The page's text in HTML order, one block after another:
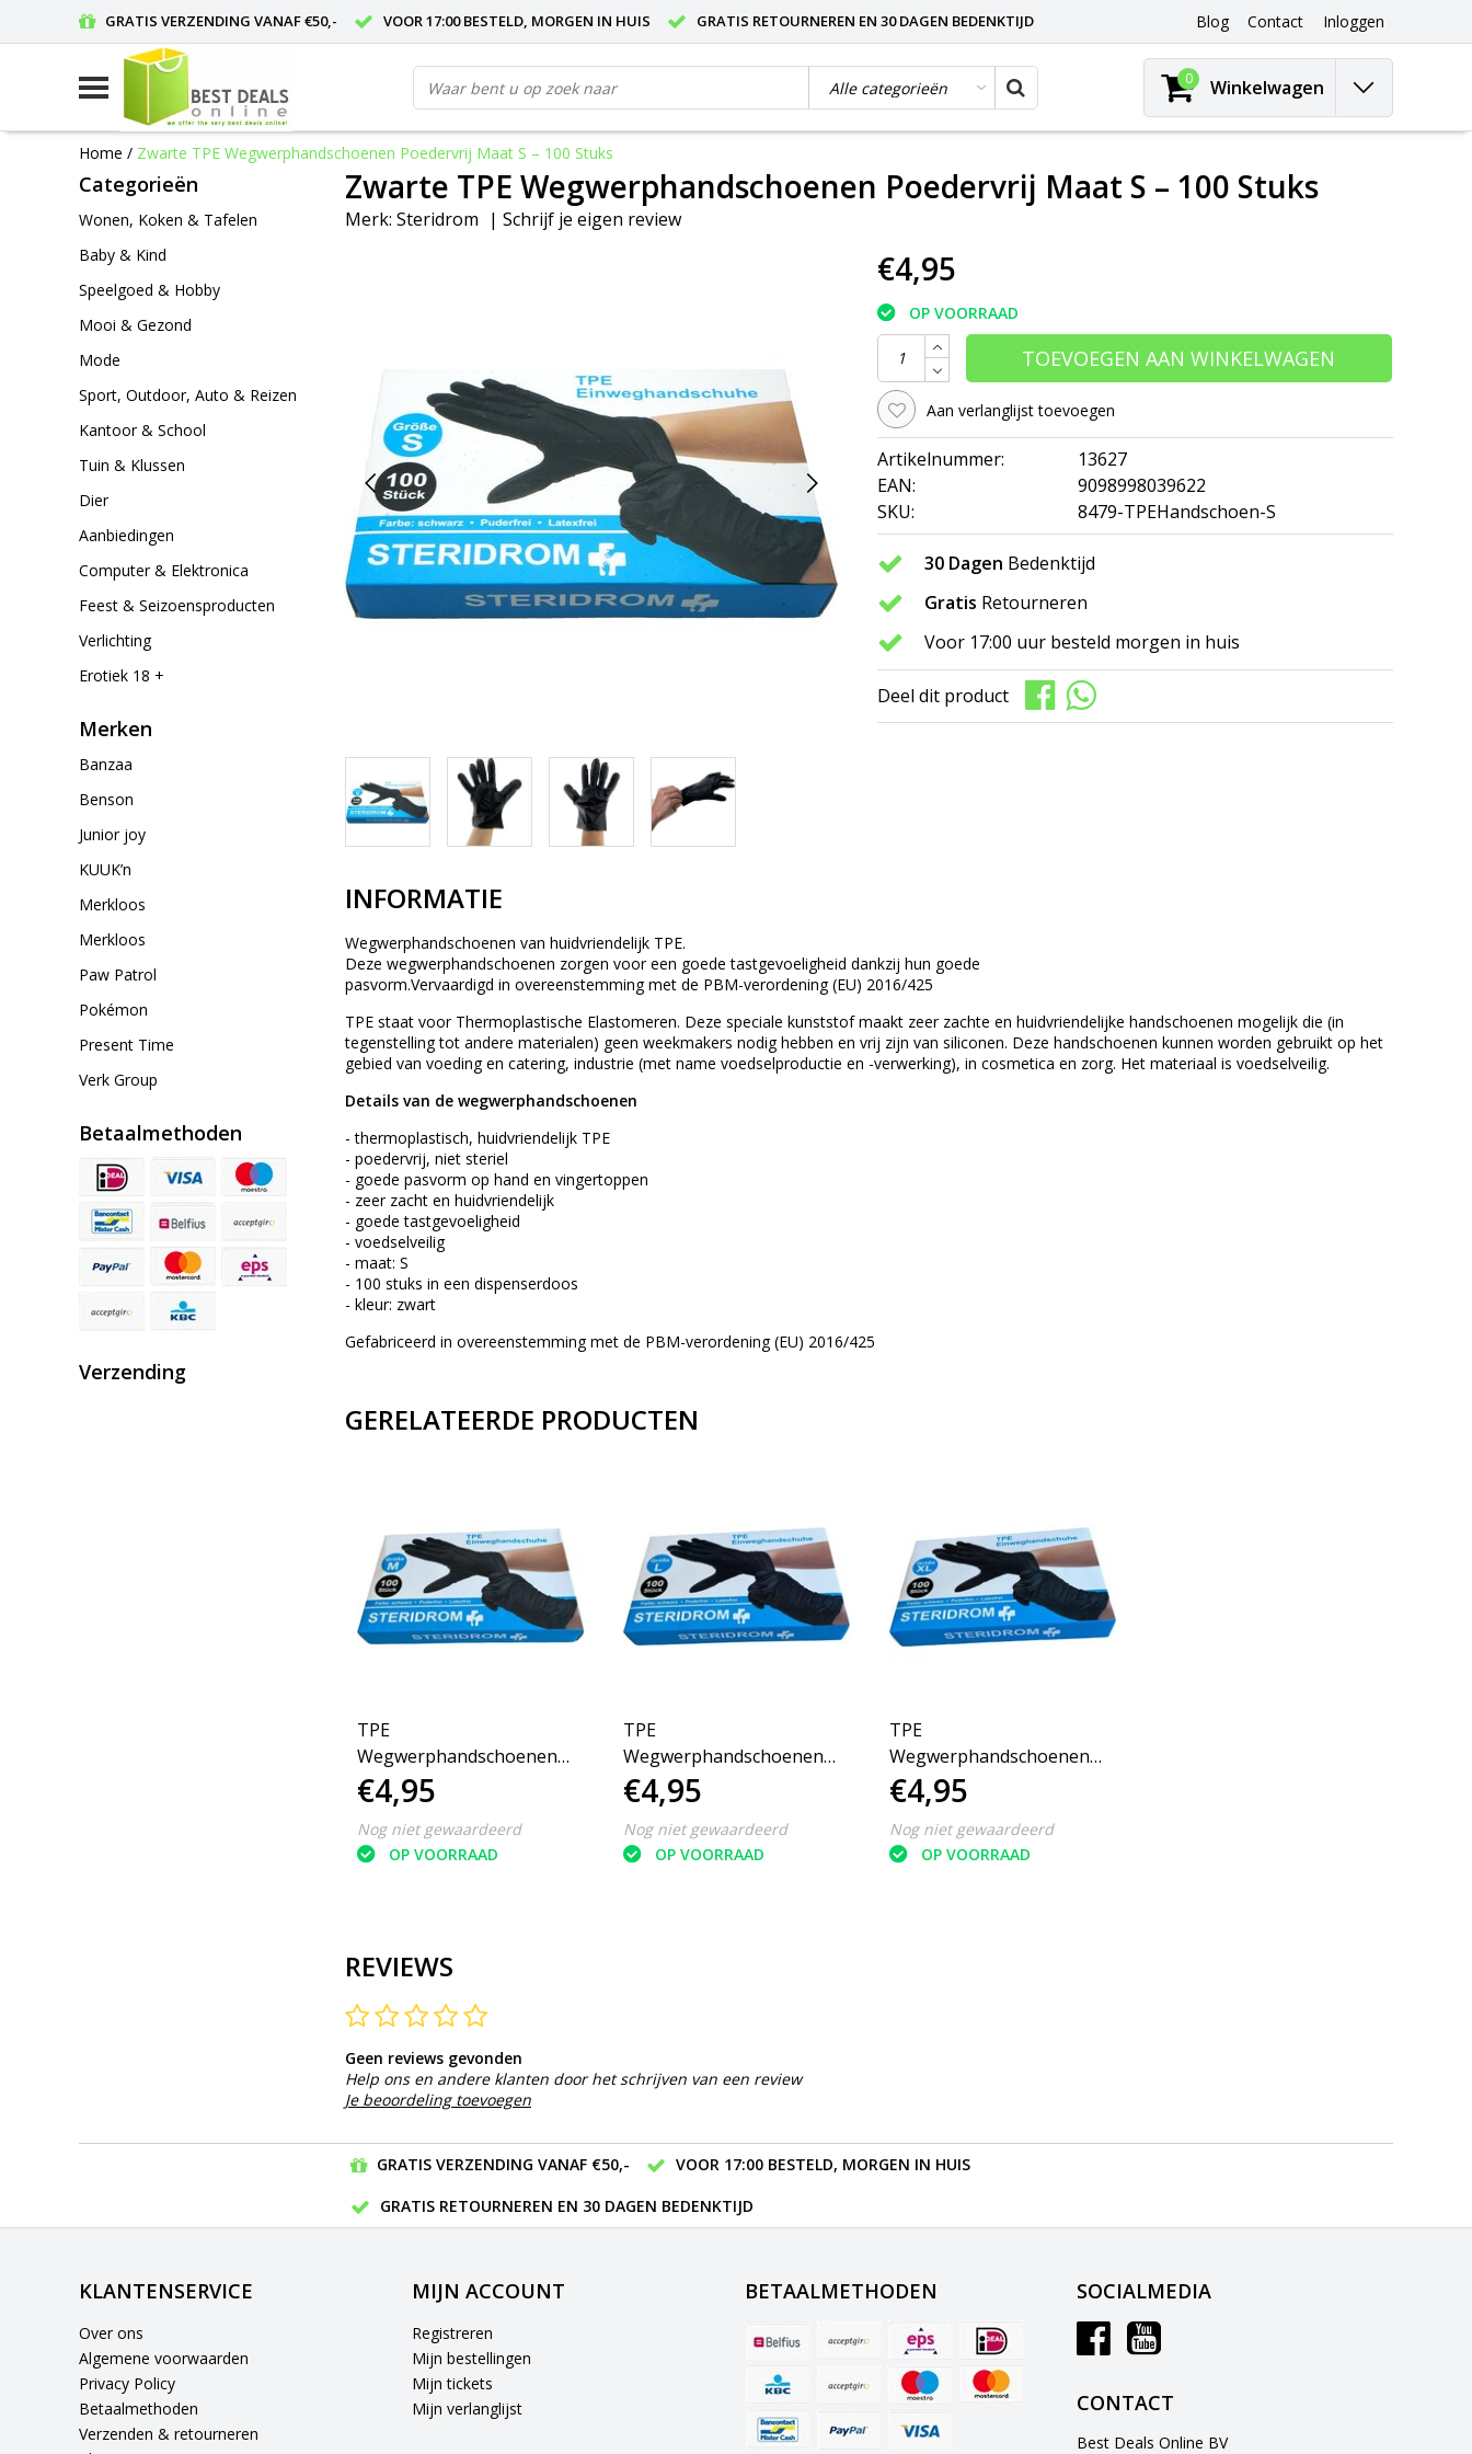
GRATIS VERZENDING VANAF €50,- VOOR 17:00 BESTELD, MORGEN IN HUIS GRATIS RETOURNEREN EN 30 DAGEN BEDENKTIJD Blog Contact Inloggen
0 Winkelwagen
Home / Zwarte TPE Wegwerphandschoenen Poedervrij Maat S – 100 Stuks
Categorieën
Wonen, Koken & Tafelen
Baby & Kind
Speelgoed & Hobby
Mooi & Gezond
Mode
Sport, Outdoor, Auto & Reizen
Kantoor & School
Tuin & Klussen
Dier
Aanbiedingen
Computer & Elektronica
Feest & Seizoensproducten
Verlichting
Erotiek 18 +
Merken
Banzaa
Benson
Junior joy
KUUK’n
Merkloos
Merkloos
Paw Patrol
Pokémon
Present Time
Verk Group
Betaalmethoden
Verzending
Zwarte TPE Wegwerphandschoenen Poedervrij Maat S – 100 Stuks
Merk: Steridrom | Schrijf je eigen review
€4,95
OP VOORRAAD
TOEVOEGEN AAN WINKELWAGEN
Aan verlanglijst toevoegen
Artikelnummer:
13627
EAN:
9098998039622
SKU:
8479-TPEHandschoen-S
30 Dagen Bedenktijd
Gratis Retourneren
Voor 17:00 uur besteld morgen in huis
Deel dit product
INFORMATIE
Wegwerphandschoenen van huidvriendelijk TPE.
Deze wegwerphandschoenen zorgen voor een goede tastgevoeligheid dankzij hun goede
pasvorm.Vervaardigd in overeenstemming met de PBM-verordening (EU) 2016/425
TPE staat voor Thermoplastische Elastomeren. Deze speciale kunststof maakt zeer zachte en huidvriendelijke handschoenen mogelijk die (in
tegenstelling tot andere materialen) geen weekmakers nodig hebben en vrij zijn van siliconen. Deze handschoenen kunnen worden gebruikt op het
gebied van voeding en catering, industrie (met name voedselproductie en -verwerking), in cosmetica en zorg. Het materiaal is voedselveilig.
Details van de wegwerphandschoenen
- thermoplastisch, huidvriendelijk TPE
- poedervrij, niet steriel
- goede pasvorm op hand en vingertoppen
- zeer zacht en huidvriendelijk
- goede tastgevoeligheid
- voedselveilig
- maat: S
- 100 stuks in een dispenserdoos
- kleur: zwart
Gefabriceerd in overeenstemming met de PBM-verordening (EU) 2016/425
GERELATEERDE PRODUCTEN
TPE
Wegwerphandschoenen
Poedervrij M 100 Stuks
€4,95
Nog niet gewaardeerd
OP VOORRAAD
TPE
Wegwerphandschoenen
Poedervrij L 100 Stuks
€4,95
Nog niet gewaardeerd
OP VOORRAAD
TPE
Wegwerphandschoenen
Poedervrij XL 100 Stuks
€4,95
Nog niet gewaardeerd
OP VOORRAAD
REVIEWS
Geen reviews gevonden
Help ons en andere klanten door het schrijven van een review
Je beoordeling toevoegen
GRATIS VERZENDING VANAF €50,-
VOOR 17:00 BESTELD, MORGEN IN HUIS
GRATIS RETOURNEREN EN 30 DAGEN BEDENKTIJD
KLANTENSERVICE
Over ons
Algemene voorwaarden
Privacy Policy
Betaalmethoden
Verzenden & retourneren
MIJN ACCOUNT
Registreren
Mijn bestellingen
Mijn tickets
Mijn verlanglijst
BETAALMETHODEN SOCIALMEDIA
CONTACT
Best Deals Online BV